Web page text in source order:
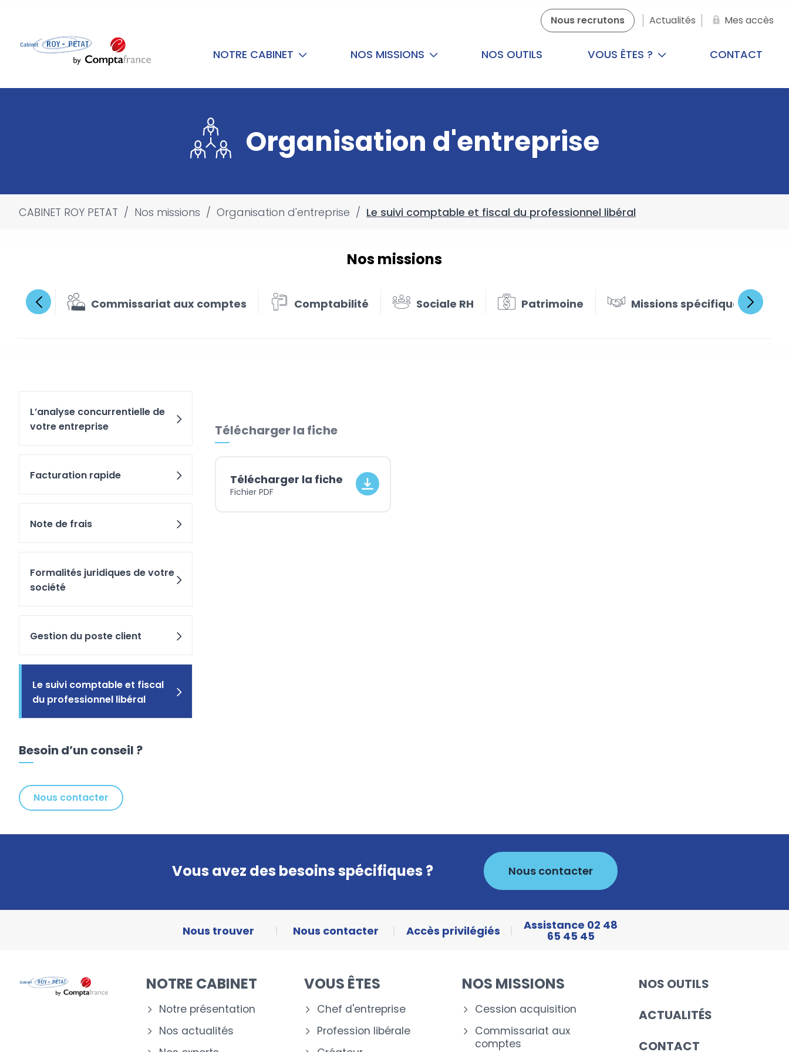
Nous recrutons Actualités Mes accès
NOTRE CABINET NOS MISSIONS NOS OUTILS VOUS ÊTES ? CONTACT
Organisation d'entreprise
CABINET ROY PETAT / Nos missions / Organisation d'entreprise / Le suivi comptable et fiscal du professionnel libéral
Nos missions
Commissariat aux comptes Comptabilité Sociale RH Patrimoine Missions spécifiques
L’analyse concurrentielle de
votre entreprise
Facturation rapide
Note de frais
Formalités juridiques de votre
société
Gestion du poste client
Le suivi comptable et fiscal
du professionnel libéral
Besoin d’un conseil ?
Nous contacter
Télécharger la fiche
Télécharger la fiche
Fichier PDF
Vous avez des besoins spécifiques ? Nous contacter
Nous trouver Nous contacter Accès privilégiés Assistance 02 48
65 45 45
NOTRE CABINET
Notre présentation
Nos actualités
VOUS ÊTES
Chef d'entreprise
Profession libérale
NOS MISSIONS
Cession acquisition
Commissariat aux
comptes
NOS OUTILS
ACTUALITÉS
CONTACT